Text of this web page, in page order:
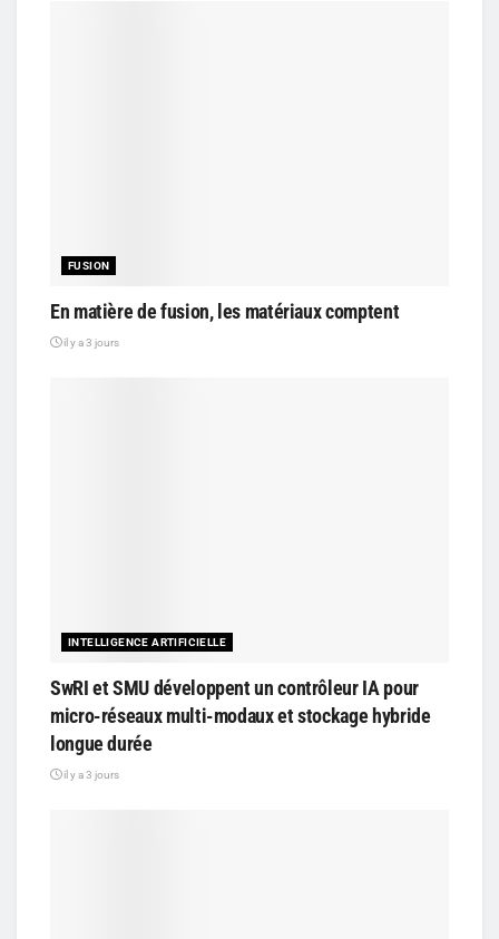
FUSION
En matière de fusion, les matériaux comptent
il y a 3 jours
INTELLIGENCE ARTIFICIELLE
SwRI et SMU développent un contrôleur IA pour
micro-réseaux multi-modaux et stockage hybride
longue durée
il y a 3 jours